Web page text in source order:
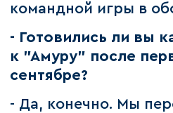
командной игры в
- Готовились ли вы
к "Амуру" после
сентябре?
- Да, конечно. Мы